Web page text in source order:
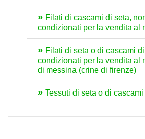
Filati di cascami di seta,
condizionati per la vendita al
Filati di seta o di cascami
condizionati per la vendita al
di messina (crine di firenze)
Tessuti di seta o di cascami